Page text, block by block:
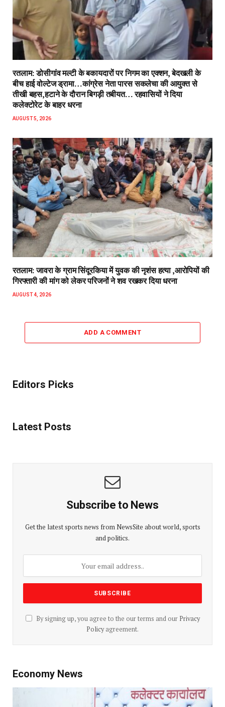
रतलाम: डोसीगांव मल्टी के बकायदारों पर निगम का एक्शन, बेदखली के
बीच हाई वोल्टेज ड्रामा…कांग्रेस नेता पारस सकलेचा की आयुक्त से
तीखी बहस,हटाने के दौरान बिगड़ी तबीयत… रहवासियों ने दिया
कलेक्टोरेट के बाहर धरना
AUGUST 5, 2026
रतलाम: जावरा के ग्राम सिंदूरकिया में युवक की नृशंस हत्या ,आरोपियों की
गिरफ्तारी की मांग को लेकर परिजनों ने शव रखकर दिया धरना
AUGUST 4, 2026
ADD A COMMENT
Editors Picks
Latest Posts
Subscribe to News
Get the latest sports news from NewsSite about world, sports
and politics.
By signing up, you agree to the our terms and our Privacy
Policyagreement.
Economy News